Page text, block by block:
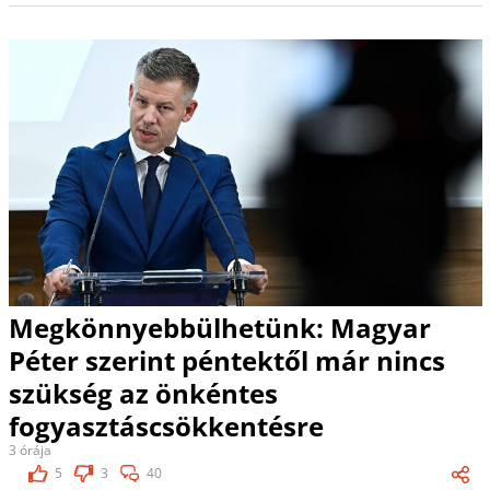
Megkönnyebbülhetünk: Magyar
Péter szerint péntektől már nincs
szükség az önkéntes
fogyasztáscsökkentésre
3 órája
5
3 40